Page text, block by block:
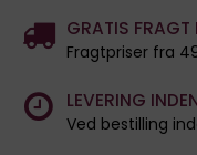
GRATIS
Fragtpriser fra
LEVERING
Ved bestilling